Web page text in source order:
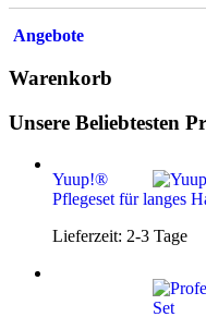
Angebote
Warenkorb
Unsere Beliebtesten
Yuup!®
Pflegeset für langes
Lieferzeit: 2-3 Tage